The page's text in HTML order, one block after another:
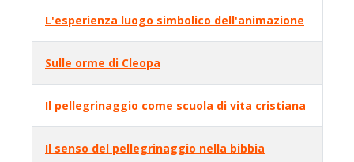
L'esperienza luogo simbolico dell'animazione
Sulle orme di Cleopa
Il pellegrinaggio come scuola di vita cristiana
Il senso del pellegrinaggio nella bibbia